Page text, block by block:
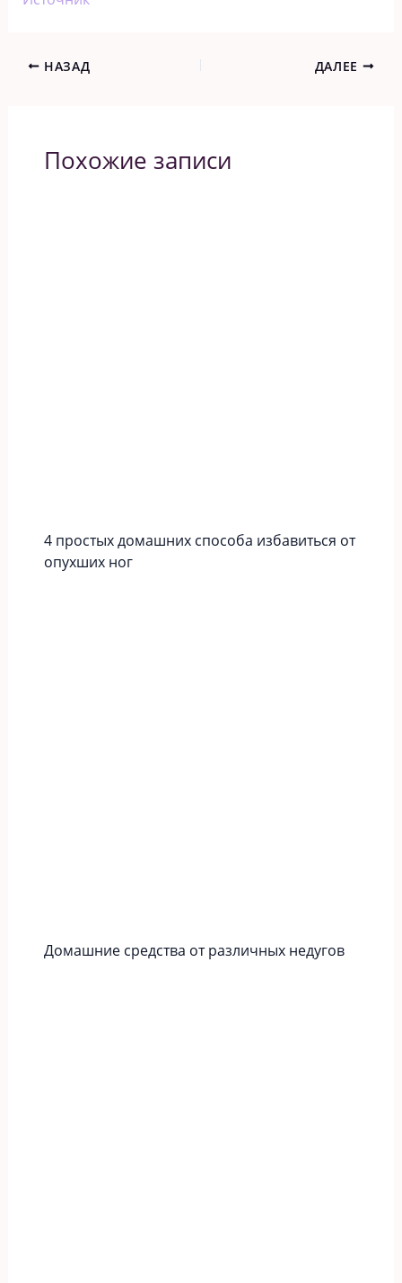
НАЗАД ДАЛЕЕ
Похожие записи
4 простых домашних способа избавиться от
опухших ног
Домашние средства от различных недугов